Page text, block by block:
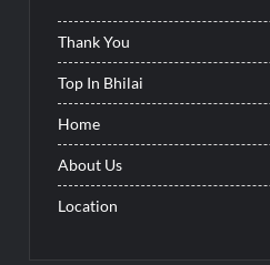
Thank You
Top In Bhilai
Home
About Us
Location